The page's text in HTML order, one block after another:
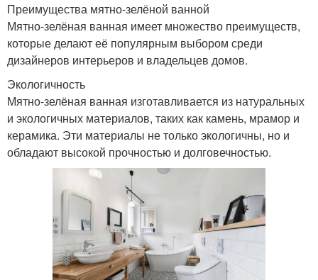
Преимущества мятно-зелёной ванной
Мятно-зелёная ванная имеет множество преимуществ,
которые делают её популярным выбором среди
дизайнеров интерьеров и владельцев домов.
Экологичность
Мятно-зелёная ванная изготавливается из натуральных
и экологичных материалов, таких как камень, мрамор и
керамика. Эти материалы не только экологичны, но и
обладают высокой прочностью и долговечностью.